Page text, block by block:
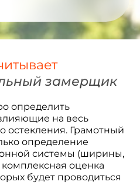
замерщик
определить
на весь
остекления. Грамотный
определение
системы (ширины,
оценка
будет проводиться